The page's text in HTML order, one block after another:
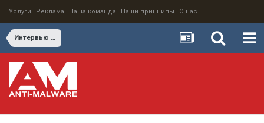
Услуги Реклама Наша команда Наши принципы О нас
Интервью с экспертами